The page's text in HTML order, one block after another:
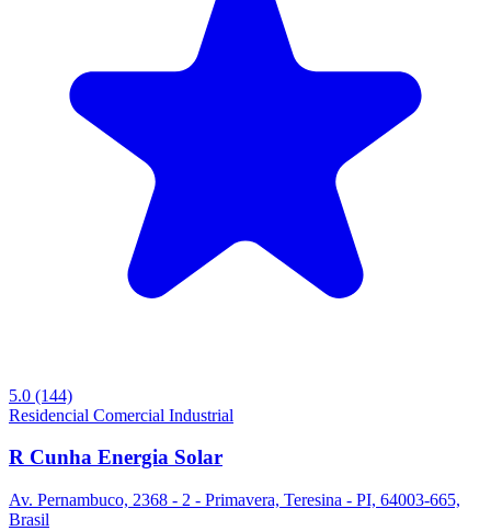
5.0 (144)
Residencial Comercial Industrial
R Cunha Energia Solar
Av. Pernambuco, 2368 - 2 - Primavera, Teresina - PI, 64003-665,
Brasil